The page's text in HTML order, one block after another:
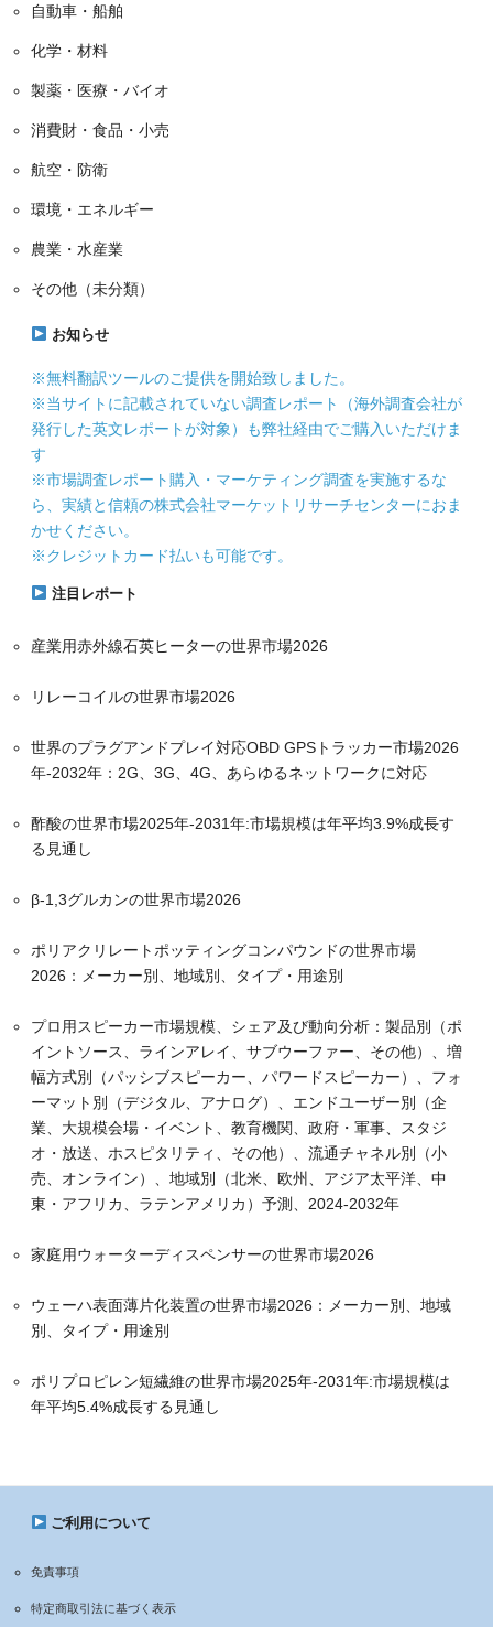
自動車・船舶
化学・材料
製薬・医療・バイオ
消費財・食品・小売
航空・防衛
環境・エネルギー
農業・水産業
その他（未分類）
お知らせ
※無料翻訳ツールのご提供を開始致しました。
※当サイトに記載されていない調査レポート（海外調査会社が
発行した英文レポートが対象）も弊社経由でご購入いただけま
す
※市場調査レポート購入・マーケティング調査を実施するな
ら、実績と信頼の株式会社マーケットリサーチセンターにおま
かせください。
※クレジットカード払いも可能です。
注目レポート
産業用赤外線石英ヒーターの世界市場2026
リレーコイルの世界市場2026
世界のプラグアンドプレイ対応OBD GPSトラッカー市場2026
年-2032年：2G、3G、4G、あらゆるネットワークに対応
酢酸の世界市場2025年-2031年:市場規模は年平均3.9%成長す
る見通し
β-1,3グルカンの世界市場2026
ポリアクリレートポッティングコンパウンドの世界市場
2026：メーカー別、地域別、タイプ・用途別
プロ用スピーカー市場規模、シェア及び動向分析：製品別（ポ
イントソース、ラインアレイ、サブウーファー、その他）、増
幅方式別（パッシブスピーカー、パワードスピーカー）、フォ
ーマット別（デジタル、アナログ）、エンドユーザー別（企
業、大規模会場・イベント、教育機関、政府・軍事、スタジ
オ・放送、ホスピタリティ、その他）、流通チャネル別（小
売、オンライン）、地域別（北米、欧州、アジア太平洋、中
東・アフリカ、ラテンアメリカ）予測、2024-2032年
家庭用ウォーターディスペンサーの世界市場2026
ウェーハ表面薄片化装置の世界市場2026：メーカー別、地域
別、タイプ・用途別
ポリプロピレン短繊維の世界市場2025年-2031年:市場規模は
年平均5.4%成長する見通し
ご利用について
免責事項
特定商取引法に基づく表示